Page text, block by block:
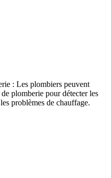
: Les plombiers peuvent
plomberie pour détecter les
problèmes de chauffage.